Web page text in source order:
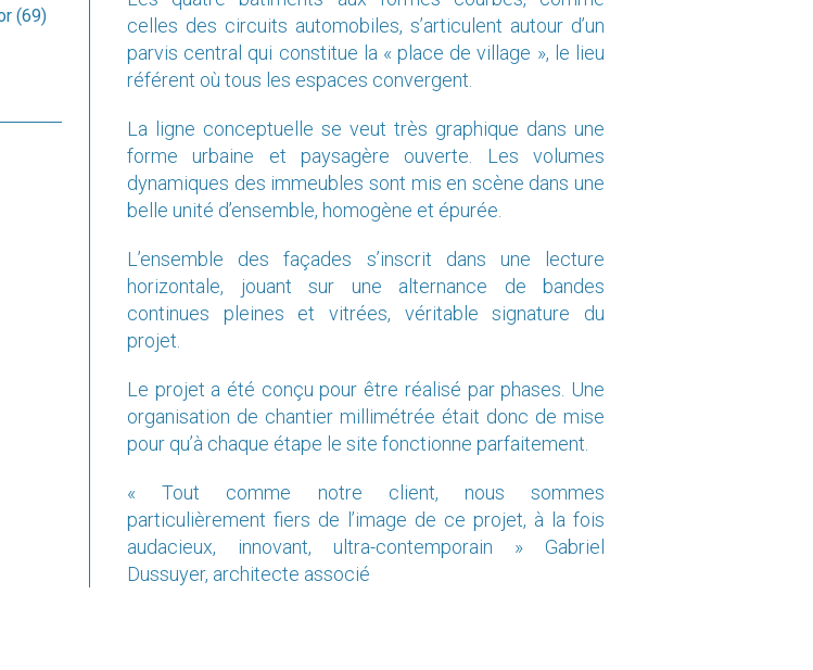
référent où tous les espaces convergent.
La ligne conceptuelle se veut très graphique dans une
dynamiques des immeubles sont mis en scène dans une
belle unité d’ensemble, homogène et épurée.
L’ensemble des façades s’inscrit dans une lecture
continues pleines et vitrées, véritable signature du
projet.
Le projet a été conçu pour être réalisé par phases. Une
pour qu’à chaque étape le site fonctionne parfaitement.
« Tout comme notre client, nous sommes
audacieux, innovant, ultra-contemporain » Gabriel
Dussuyer, architecte associé